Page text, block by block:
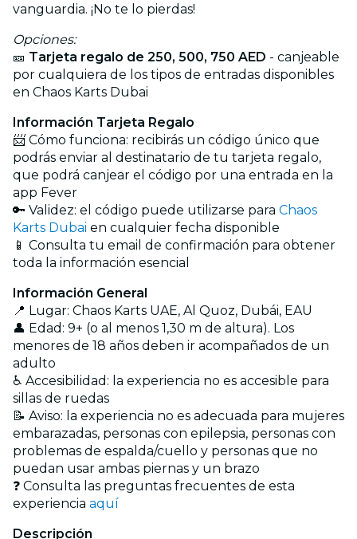
vanguardia. ¡No te lo pierdas!
Opciones:
🎫 Tarjeta regalo de 250, 500, 750 AED - canjeable
por cualquiera de los tipos de entradas disponibles
en Chaos Karts Dubai
Información Tarjeta Regalo
📨 Cómo funciona: recibirás un código único que
podrás enviar al destinatario de tu tarjeta regalo,
que podrá canjear el código por una entrada en la
app Fever
🔑 Validez: el código puede utilizarse para Chaos
Karts Dubai en cualquier fecha disponible
📱 Consulta tu email de confirmación para obtener
toda la información esencial
Información General
📍 Lugar: Chaos Karts UAE, Al Quoz, Dubái, EAU
👤 Edad: 9+ (o al menos 1,30 m de altura). Los
menores de 18 años deben ir acompañados de un
adulto
♿ Accesibilidad: la experiencia no es accesible para
sillas de ruedas
📝 Aviso: la experiencia no es adecuada para mujeres
embarazadas, personas con epilepsia, personas con
problemas de espalda/cuello y personas que no
puedan usar ambas piernas y un brazo
❓ Consulta las preguntas frecuentes de esta
experiencia aquí
Descripción